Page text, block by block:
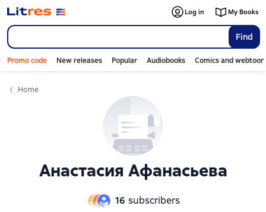
Find
Log in My Books
Promo code New releases Popular Audiobooks Comics and
Home
Анастасия Афанасьева
16 subscribers
Слайдер с книгами
Слайдер с книгами